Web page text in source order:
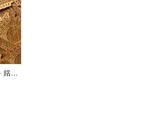
銘木